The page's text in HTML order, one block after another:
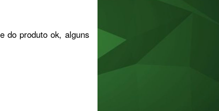
do produto ok, alguns